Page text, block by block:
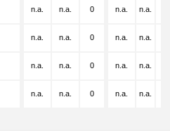
n.a. n.a. 0 n.a. n.a.
n.a. n.a. 0 n.a. n.a.
n.a. n.a. 0 n.a. n.a.
n.a. n.a. 0 n.a. n.a.